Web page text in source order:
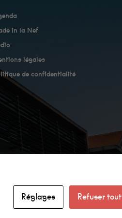
in la Nef
légales
de confidentialité
Réglages Refuser tout